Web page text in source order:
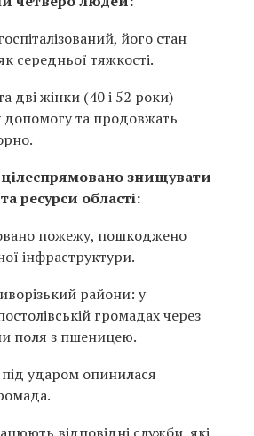
його стан
середньої тяжкості.
дві жінки (40 і 52 роки)
та продовжать
знищувати
ресурси області:
пожежу, пошкоджено
інфраструктури.
райони: у
громадах через
поля з пшеницею.
ударом опинилася